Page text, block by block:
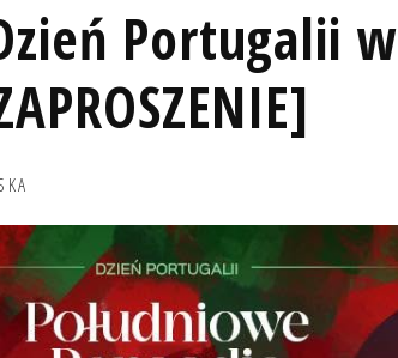
Portugalii w